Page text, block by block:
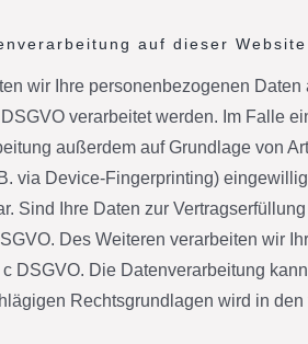
auf dieser Website
wir Ihre personenbezogenen Daten
verarbeitet werden. Im Falle
außerdem auf Grundlage von
via Device-Fingerprinting)
Sind Ihre Daten zur
Des Weiteren verarbeiten wir
DSGVO. Die Datenverarbeitung
Rechtsgrundlagen wird in